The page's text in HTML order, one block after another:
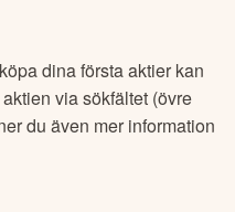
dina första aktier kan
via sökfältet (övre
du även mer information